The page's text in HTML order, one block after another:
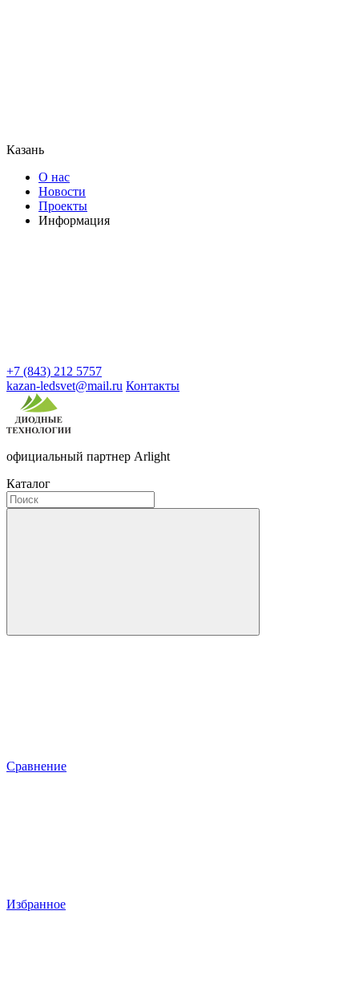
Казань
О нас
Новости
Проекты
Информация
+7 (843) 212 5757
kazan-ledsvet@mail.ru Контакты
официальный партнер Arlight
Каталог
Сравнение
Избранное